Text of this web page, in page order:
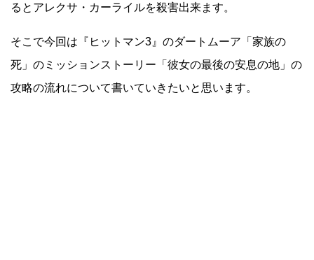
るとアレクサ・カーライルを殺害出来ます。
そこで今回は『ヒットマン3』のダートムーア「家族の
死」のミッションストーリー「彼女の最後の安息の地」の
攻略の流れについて書いていきたいと思います。